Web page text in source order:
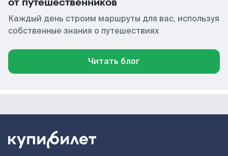
Каждый день строим маршруты для вас, используя
собственные знания о путешествиях
Читать блог